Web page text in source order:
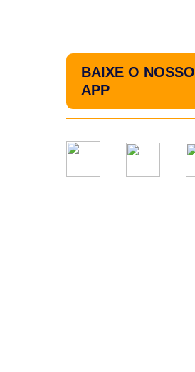
BAIXE O NOSSO
APP